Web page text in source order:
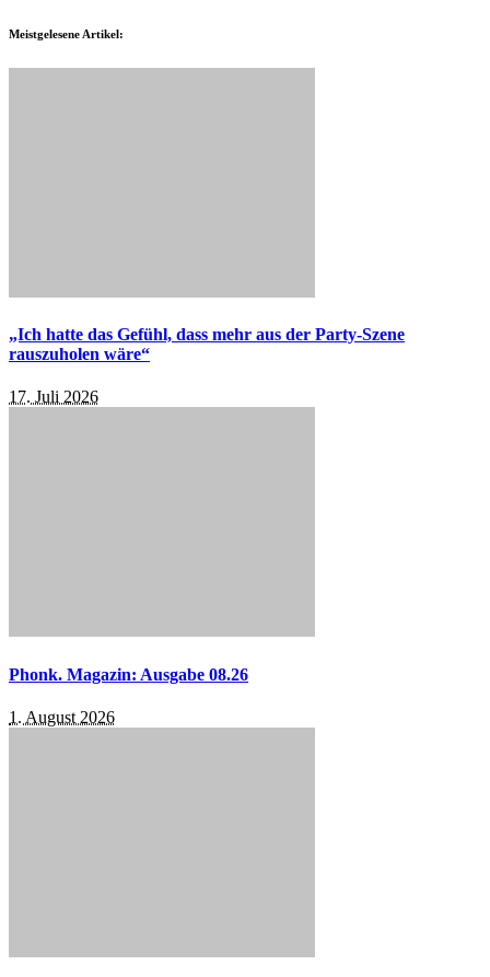
Meistgelesene Artikel:
„Ich hatte das Gefühl, dass mehr aus der Party-Szene
rauszuholen wäre“
17. Juli 2026
Phonk. Magazin: Ausgabe 08.26
1. August 2026